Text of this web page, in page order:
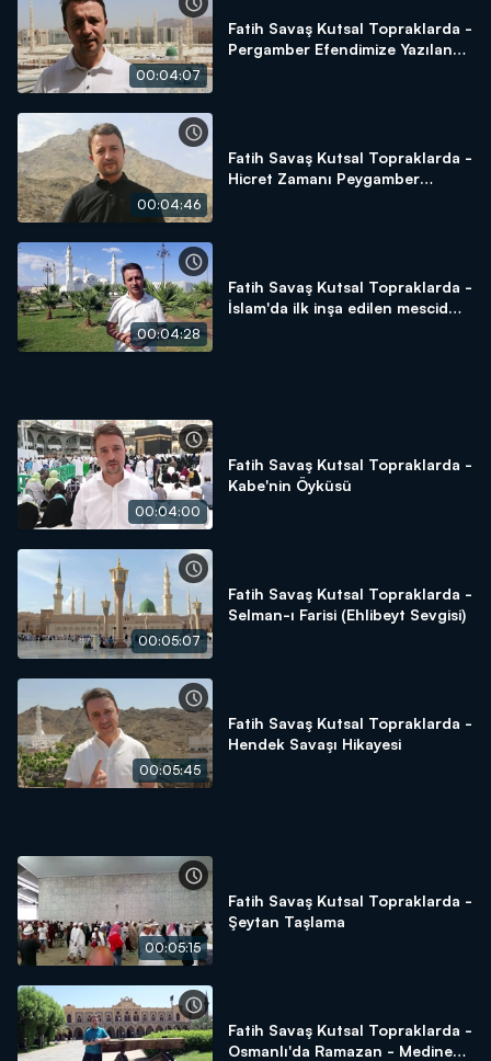
00:04:07
Fatih Savaş Kutsal Topraklarda -
Pergamber Efendimize Yazılan
00:04:46
Fatih Savaş Kutsal Topraklarda -
Hicret Zamanı Peygamber
00:04:28
Fatih Savaş Kutsal Topraklarda -
İslam'da ilk inşa edilen mescid
00:04:00
Fatih Savaş Kutsal Topraklarda -
Kabe'nin Öyküsü
00:05:07
Fatih Savaş Kutsal Topraklarda -
Selman-ı Farisi (Ehlibeyt Sevgisi)
00:05:45
Fatih Savaş Kutsal Topraklarda -
Hendek Savaşı Hikayesi
00:05:15
Fatih Savaş Kutsal Topraklarda -
Şeytan Taşlama
Fatih Savaş Kutsal Topraklarda -
Osmanlı'da Ramazan - Medine